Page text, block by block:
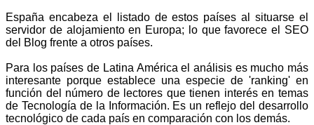
España encabeza el listado de estos países al situarse el
servidor de alojamiento en Europa; lo que favorece el SEO
del Blog frente a otros países.
Para los países de Latina América el análisis es mucho más
interesante porque establece una especie de 'ranking' en
función del número de lectores que tienen interés en temas
de Tecnología de la Información. Es un reflejo del desarrollo
tecnológico de cada país en comparación con los demás.